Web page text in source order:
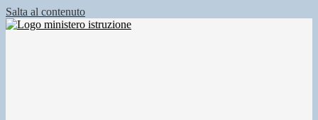
Salta al contenuto